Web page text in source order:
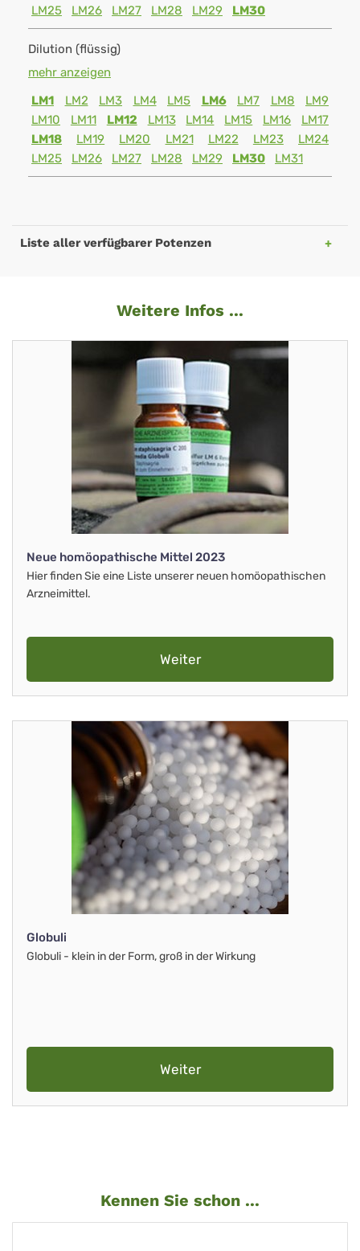
LM25 LM26 LM27 LM28 LM29 LM30
Dilution (flüssig)
mehr anzeigen
LM1
LM2 LM3 LM4 LM5 LM6 LM7 LM8
LM9
LM10
LM11 LM12 LM13 LM14 LM15 LM16
LM17
LM18
LM19 LM20 LM21 LM22 LM23
LM24
LM25
LM26 LM27 LM28 LM29 LM30 LM31
Liste aller verfügbarer Potenzen
Weitere Infos ...
Neue homöopathische Mittel 2023
Hier finden Sie eine Liste unserer neuen homöopathischen
Arzneimittel.
Weiter
Globuli
Globuli - klein in der Form, groß in der Wirkung
Weiter
Kennen Sie schon ...